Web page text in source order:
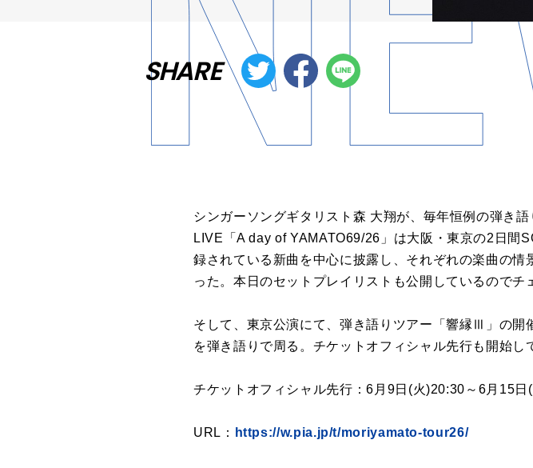
SHARE
シンガーソングギタリスト森 大翔が、毎年恒例の弾き
LIVE「A day of YAMATO69/26」は大阪・東京の2日間
録されている新曲を中心に披露し、それぞれの楽曲の
った。本日のセットプレイリストも公開しているのでチ
そして、東京公演にて、弾き語りツアー「響縁Ⅲ」の
を弾き語りで周る。チケットオフィシャル先行も開始し
チケットオフィシャル先行：6月9日(火)20:30～6月15日
URL： https://w.pia.jp/t/moriyamato-tour26/